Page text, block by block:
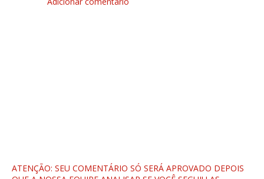
ATENÇÃO: SEU COMENTÁRIO SÓ SERÁ APROVADO DEPOIS